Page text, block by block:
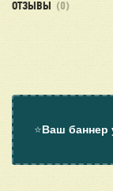
ОТЗЫВЫ (0)
⭐Ваш баннер